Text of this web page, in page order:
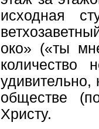
исходная
око» («ты
количество
удивительно,
обществе
Христу.